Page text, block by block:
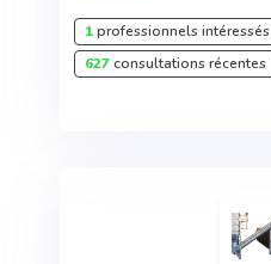
1professionnels intéressés
627consultations récentes